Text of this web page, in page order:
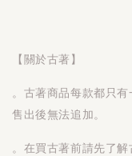
【關於古著】
。古著商品每款都只
售出後無法追加。
。在買古著前請先了